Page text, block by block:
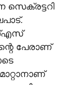
സെക്രട്ടറി
പേരാണ്